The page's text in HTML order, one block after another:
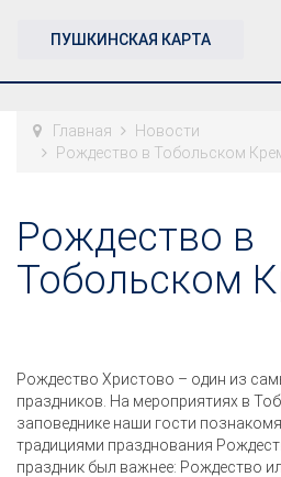
ПУШКИНСКАЯ КАРТА
Главная
Новости
Рождество в Тобольском
Рождество в
Тобольском
Рождество Христово – один из
праздников. На мероприятиях в
заповеднике наши гости
традициями празднования
праздник был важнее: Рождество